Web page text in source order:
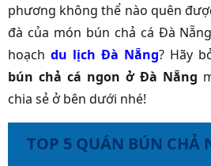
phương không thể nào quên
đà của món bún chả cá Đà
hoạch du lịch Đà Nẵng? Hãy
bún chả cá ngon ở Đà Nẵng
chia sẻ ở bên dưới nhé!
TOP 5 QUÁN BÚN CHẢ